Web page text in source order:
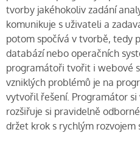
tvorby jakéhokoliv zadání
komunikuje s uživateli a
potom spočívá v tvorbě, tedy
databází nebo operačních
programátoři tvořit i webové
vzniklých problémů je na
vytvořil řešení. Programátor
rozšiřuje si pravidelně
držet krok s rychlým rozvojem